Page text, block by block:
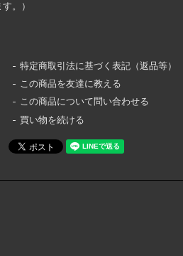
。）
特定商取引法に基づく表記（返品等）
この商品を友達に教える
この商品について問い合わせる
買い物を続ける